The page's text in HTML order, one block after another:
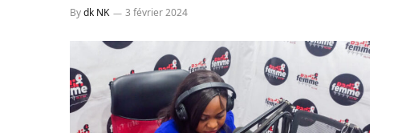
Bydk NK 3 février 2024